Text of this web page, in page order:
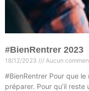
#BienRentrer 2023
18/12/2023 Aucun
#BienRentrer Pour que
préparer. Pour qu’il